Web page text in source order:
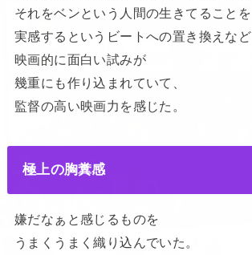
それをベンという人間の生きてることを
実感するというビートへの置き換えなど
映画的に面白い試みが
幾重にも作り込まれていて、
監督の高い映画力を感じた。
極上の胸糞感
嫌だなぁと感じるものを
うまくうまく織り込んでいた。